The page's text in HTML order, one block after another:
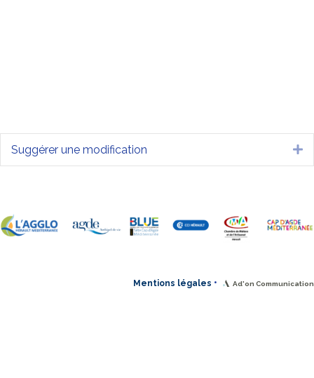
Suggérer une modification
Mentions légales • Ad'on Communication